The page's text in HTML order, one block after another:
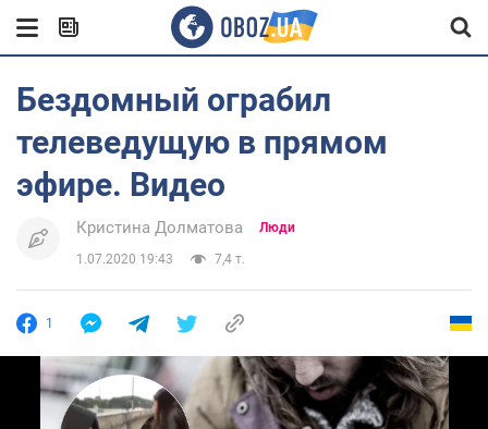
Бездомный ограбил
телеведущую в прямом
эфире. Видео
Кристина Долматова Люди
1.07.2020 19:43 7,4 т.
1